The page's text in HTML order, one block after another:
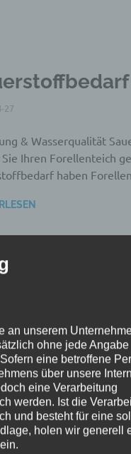
27
& Wasserqualität
Ihren Forellenteich
haben
AKTUELLES
Die
an unserem
ohne jede Angabe
eine betroffene
über unsere
eine Verarbeitung
werden. Ist die
und besteht für eine
holen wir generell